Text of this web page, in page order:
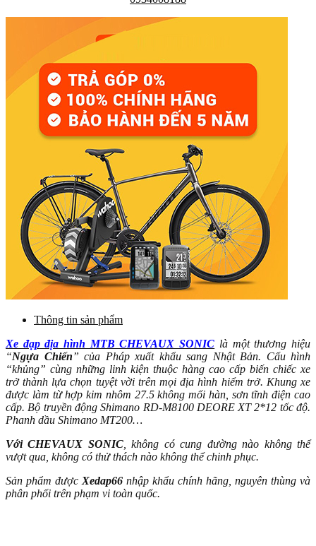
Thông tin sản phẩm
Xe đạp địa hình MTB CHEVAUX SONIC là một thương hiệu
“Ngựa Chiến” của Pháp xuất khẩu sang Nhật Bản. Cấu hình
“khủng” cùng những linh kiện thuộc hàng cao cấp biến chiếc xe
trở thành lựa chọn tuyệt vời trên mọi địa hình hiểm trở. Khung xe
được làm từ hợp kim nhôm 27.5 không mối hàn, sơn tĩnh điện cao
cấp. Bộ truyền động Shimano RD-M8100 DEORE XT 2*12 tốc độ.
Phanh dầu Shimano MT200…
Với CHEVAUX SONIC, không có cung đường nào không thể
vượt qua, không có thử thách nào không thể chinh phục.
Sản phẩm đượcXedap66 nhập khẩu chính hãng, nguyên thùng và
phân phối trên phạm vi toàn quốc.